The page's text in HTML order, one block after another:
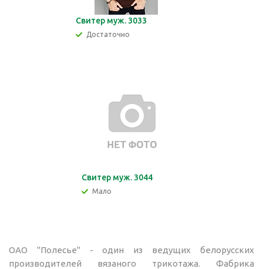
Свитер муж. 3033
Достаточно
Свитер муж. 3044
Мало
ОАО "Полесье" - один из ведущих белорусских
производителей вязаного трикотажа. Фабрика